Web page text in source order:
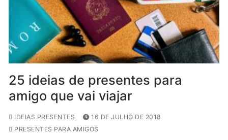
25 ideias de presentes para
amigo que vai viajar
IDEIAS PRESENTES
16 DE JULHO DE 2018
PRESENTES PARA AMIGOS